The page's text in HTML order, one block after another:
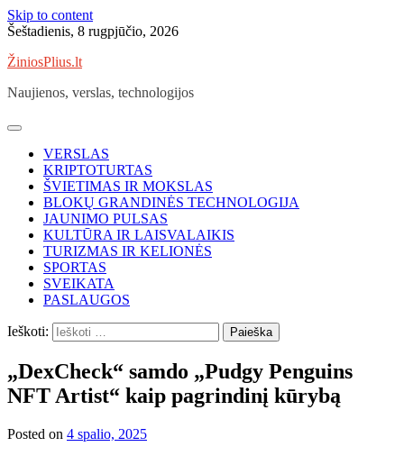
Skip to content
Šeštadienis, 8 rugpjūčio, 2026
ŽiniosPlius.lt
Naujienos, verslas, technologijos
VERSLAS
KRIPTOTURTAS
ŠVIETIMAS IR MOKSLAS
BLOKŲ GRANDINĖS TECHNOLOGIJA
JAUNIMO PULSAS
KULTŪRA IR LAISVALAIKIS
TURIZMAS IR KELIONĖS
SPORTAS
SVEIKATA
PASLAUGOS
Ieškoti:
„DexCheck“ samdo „Pudgy Penguins
NFT Artist“ kaip pagrindinį kūrybą
Posted on 4 spalio, 2025